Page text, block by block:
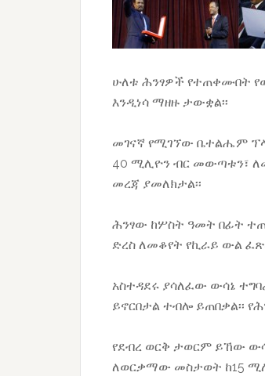
ሁለቱ ሕንፃዎች የተጠቀሙበት
እንዲነሳ ማዘዙ ታውቋል፡፡
መገናኛ የሚገኘው ቤተልሔም
40 ሚሊዮን ብር መውጣቱን፣
መረጃ ያመለክታል፡፡
ሕንፃው ከሦስት ዓመት በፊት
ድረስ ለመቆየት የኪራይ ውል
አስተዳደሩ ያሳለፈው ውሳኔ
ይኖርበታል ተብሎ ይጠበቃል፡፡
የደብረ ወርቅ ታወርም ይኸው
ለወርቃማው መስታወት ከ15